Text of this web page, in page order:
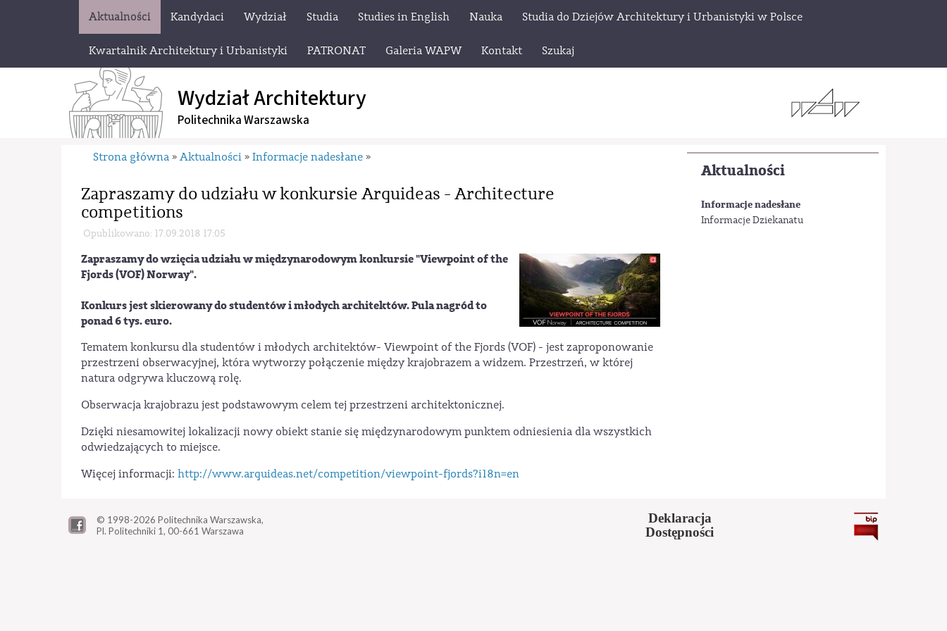
Aktualności Kandydaci Wydział Studia Studies in English Nauka Studia do Dziejów Architektury i Urbanistyki w Polsce
Kwartalnik Architektury i Urbanistyki PATRONAT Galeria WAPW Kontakt Szukaj
Wydział Architektury
Politechnika Warszawska
Aktualności
Informacje nadesłane
Informacje Dziekanatu
Strona główna » Aktualności » Informacje nadesłane »
Zapraszamy do udziału w konkursie Arquideas - Architecture
competitions
Opublikowano: 17.09.2018 17:05
Zapraszamy do wzięcia udziału w międzynarodowym konkursie "Viewpoint of the
Fjords (VOF) Norway".
Konkurs jest skierowany do studentów i młodych architektów. Pula nagród to
ponad 6 tys. euro.
Tematem konkursu dla studentów i młodych architektów- Viewpoint of the Fjords (VOF) - jest zaproponowanie
przestrzeni obserwacyjnej, która wytworzy połączenie między krajobrazem a widzem. Przestrzeń, w której
natura odgrywa kluczową rolę.
Obserwacja krajobrazu jest podstawowym celem tej przestrzeni architektonicznej.
Dzięki niesamowitej lokalizacji nowy obiekt stanie się międzynarodowym punktem odniesienia dla wszystkich
odwiedzających to miejsce.
Więcej informacji: http://www.arquideas.net/competition/viewpoint-fjords?i18n=en
© 1998-2026 Politechnika Warszawska,
Pl. Politechniki 1, 00-661 Warszawa
Deklaracja
Dostępności